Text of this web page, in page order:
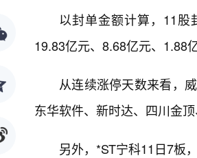
以封单金额计算，11
19.83亿元、8.68亿元、1.88亿
从连续涨停天数来看，
东华软件、新时达、四川金
另外，*ST宁科11日7板